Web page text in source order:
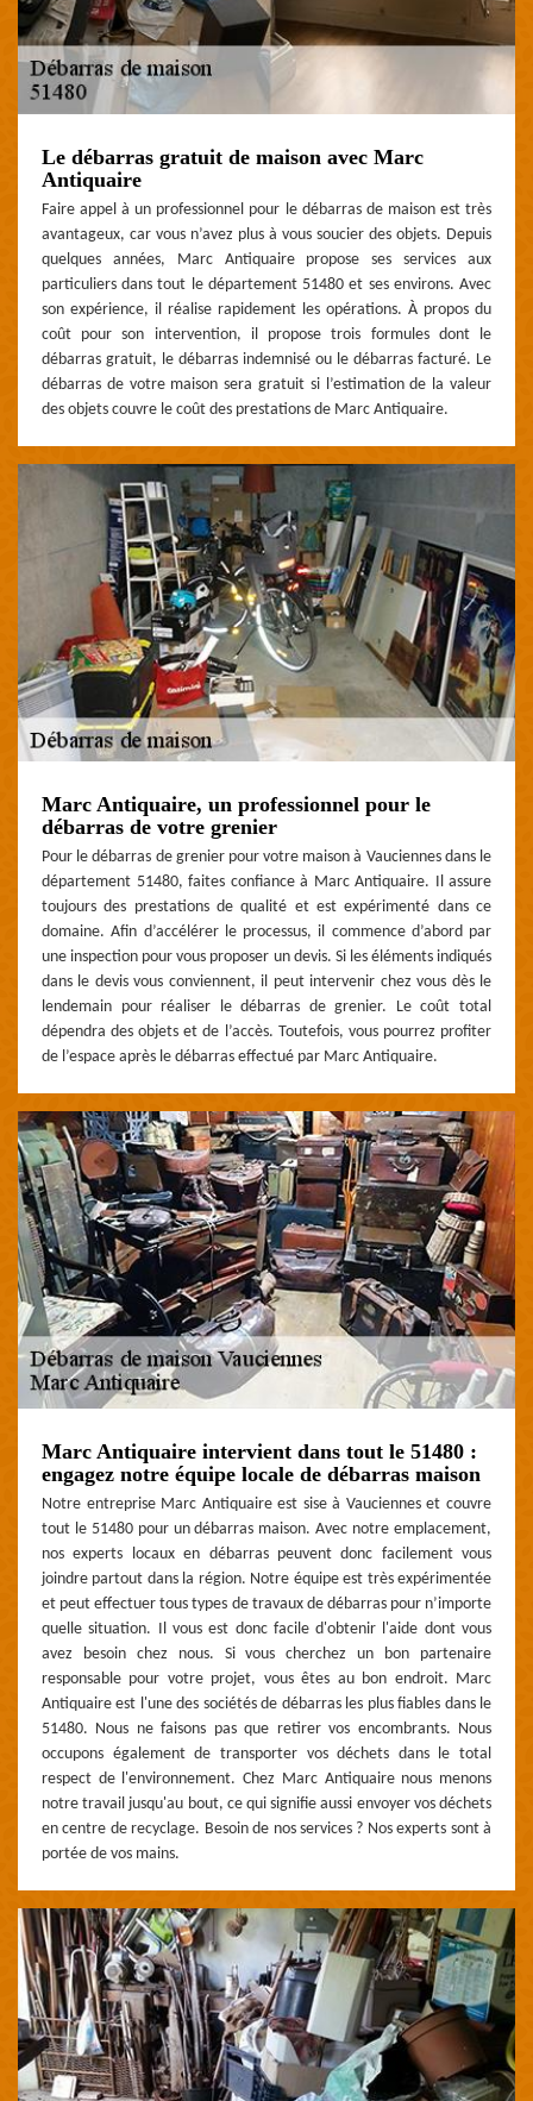
Le débarras gratuit de maison avec Marc
Antiquaire
Faire appel à un professionnel pour le débarras de maison est très
avantageux, car vous n’avez plus à vous soucier des objets. Depuis
quelques années, Marc Antiquaire propose ses services aux
particuliers dans tout le département 51480 et ses environs. Avec
son expérience, il réalise rapidement les opérations. À propos du
coût pour son intervention, il propose trois formules dont le
débarras gratuit, le débarras indemnisé ou le débarras facturé. Le
débarras de votre maison sera gratuit si l’estimation de la valeur
des objets couvre le coût des prestations de Marc Antiquaire.
Marc Antiquaire, un professionnel pour le
débarras de votre grenier
Pour le débarras de grenier pour votre maison à Vauciennes dans le
département 51480, faites confiance à Marc Antiquaire. Il assure
toujours des prestations de qualité et est expérimenté dans ce
domaine. Afin d’accélérer le processus, il commence d’abord par
une inspection pour vous proposer un devis. Si les éléments indiqués
dans le devis vous conviennent, il peut intervenir chez vous dès le
lendemain pour réaliser le débarras de grenier. Le coût total
dépendra des objets et de l’accès. Toutefois, vous pourrez profiter
de l’espace après le débarras effectué par Marc Antiquaire.
Marc Antiquaire intervient dans tout le 51480 :
engagez notre équipe locale de débarras maison
Notre entreprise Marc Antiquaire est sise à Vauciennes et couvre
tout le 51480 pour un débarras maison. Avec notre emplacement,
nos experts locaux en débarras peuvent donc facilement vous
joindre partout dans la région. Notre équipe est très expérimentée
et peut effectuer tous types de travaux de débarras pour n’importe
quelle situation. Il vous est donc facile d'obtenir l'aide dont vous
avez besoin chez nous. Si vous cherchez un bon partenaire
responsable pour votre projet, vous êtes au bon endroit. Marc
Antiquaire est l'une des sociétés de débarras les plus fiables dans le
51480. Nous ne faisons pas que retirer vos encombrants. Nous
occupons également de transporter vos déchets dans le total
respect de l'environnement. Chez Marc Antiquaire nous menons
notre travail jusqu'au bout, ce qui signifie aussi envoyer vos déchets
en centre de recyclage. Besoin de nos services ? Nos experts sont à
portée de vos mains.